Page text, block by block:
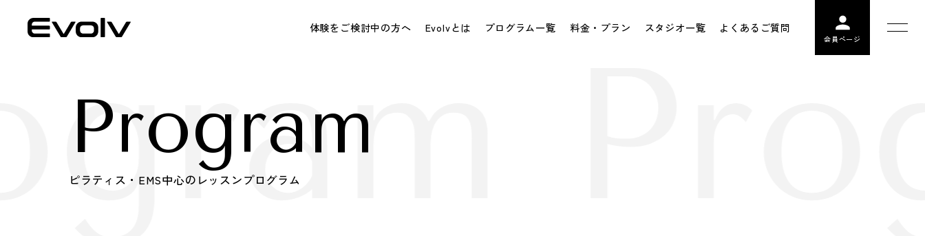
体験をご検討中の方へ Evolvとは プログラム一覧 料金・プラン スタジオ一覧 よくあるご質問
会員ページ
Program
ピラティス・EMS中心のレッスンプログラム